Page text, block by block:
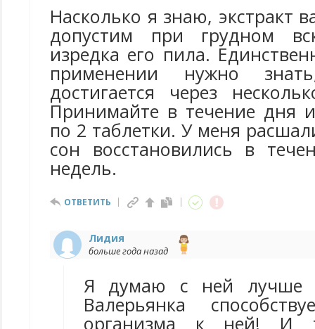
Насколько я знаю, экстракт
допустим при грудном
изредка его пила.
применении нужно
достигается через
Принимайте в течение дня
по 2 таблетки. У меня
сон восстановились в
недель.
ОТВЕТИТЬ
Лидия
больше года назад
Я думаю с ней лучше
Валерьянка
организма к ней! И